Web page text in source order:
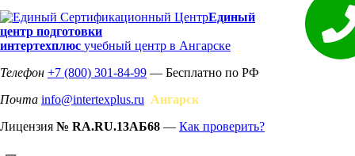
Единый
центр подготовки
интертехплюс учебный центр в Ангарске
Телефон +7 (800) 301-84-99 — Бесплатно по РФ
Почта info@intertexplus.ru Ангарск
Лицензия № RA.RU.13АБ68 — Как проверить?